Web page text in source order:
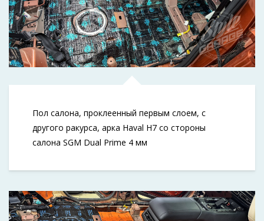
Пол салона, проклеенный первым слоем, с
другого ракурса, арка Haval H7 со стороны
салона SGM Dual Prime 4 мм